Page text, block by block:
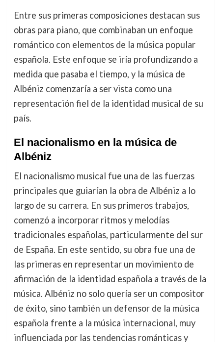
Entre sus primeras composiciones destacan sus
obras para piano, que combinaban un enfoque
romántico con elementos de la música popular
española. Este enfoque se iría profundizando a
medida que pasaba el tiempo, y la música de
Albéniz comenzaría a ser vista como una
representación fiel de la identidad musical de su
país.
El nacionalismo en la música de
Albéniz
El nacionalismo musical fue una de las fuerzas
principales que guiarían la obra de Albéniz a lo
largo de su carrera. En sus primeros trabajos,
comenzó a incorporar ritmos y melodías
tradicionales españolas, particularmente del sur
de España. En este sentido, su obra fue una de
las primeras en representar un movimiento de
afirmación de la identidad española a través de la
música. Albéniz no solo quería ser un compositor
de éxito, sino también un defensor de la música
española frente a la música internacional, muy
influenciada por las tendencias románticas y